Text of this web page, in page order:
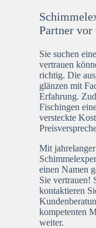
Partner vor
Sie suchen
vertrauen
richtig. Die
glänzen mit
Erfahrung.
Fischingen
versteckte
Mit
einen Namen
Sie vertrauen!
kontaktieren
kompetenten
weiter.